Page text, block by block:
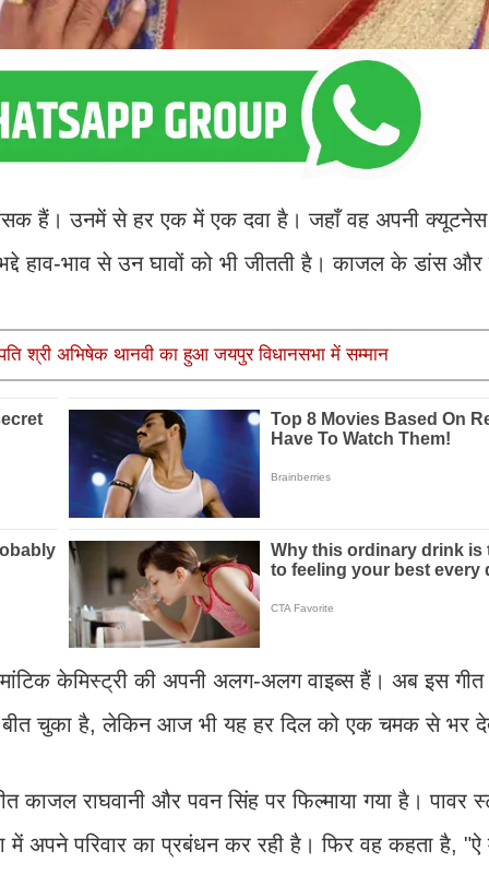
हैं। उनमें से हर एक में एक दवा है। जहाँ वह अपनी
हाव-भाव से उन घावों को भी जीतती है। काजल के डांस और
श्री अभिषेक थानवी का हुआ जयपुर विधानसभा में सम्मान
केमिस्ट्री की अपनी अलग-अलग वाइब्स हैं। अब इस
चुका है, लेकिन आज भी यह हर दिल को एक चमक से भर
काजल राघवानी और पवन सिंह पर फिल्माया गया है। पावर
अपने परिवार का प्रबंधन कर रही है। फिर वह कहता है, "ऐ